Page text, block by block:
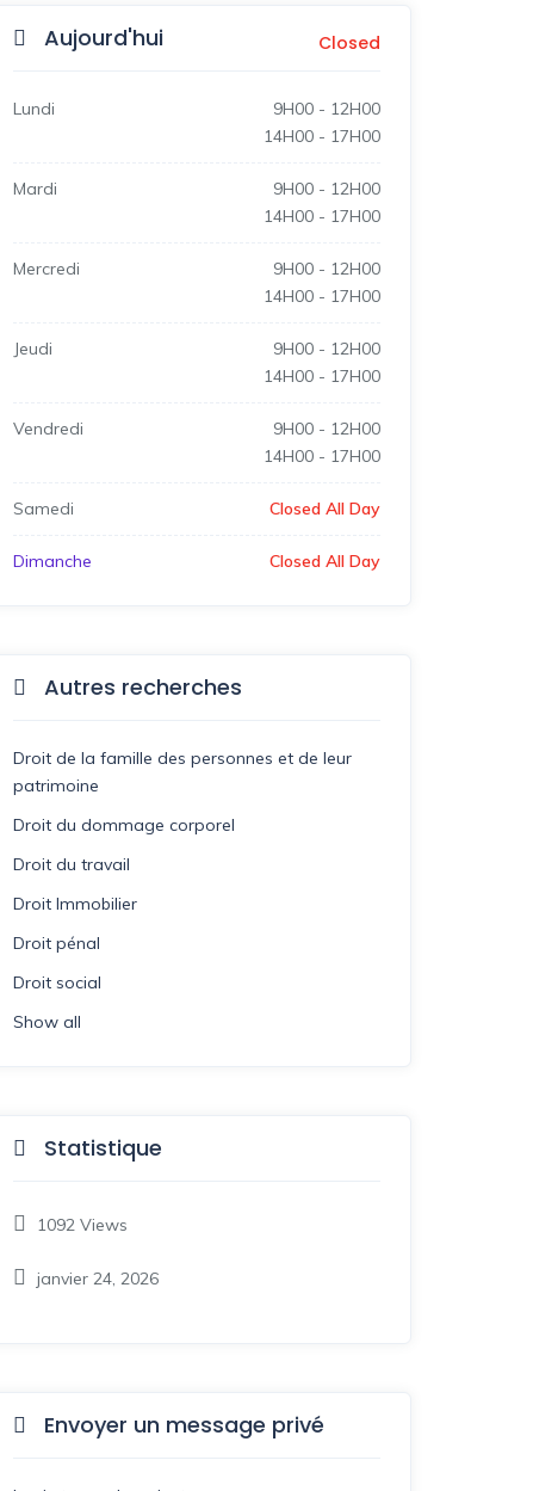
Aujourd'hui Closed
Lundi 9H00- 12H00
14H00- 17H00
Mardi 9H00- 12H00
14H00- 17H00
Mercredi 9H00- 12H00
14H00- 17H00
Jeudi 9H00- 12H00
14H00- 17H00
Vendredi 9H00- 12H00
14H00- 17H00
Samedi Closed All Day
Dimanche Closed All Day
Autres recherches
Droit de la famille des personnes et de leur
patrimoine
Droit du dommage corporel
Droit du travail
Droit Immobilier
Droit pénal
Droit social
Show all
Statistique
1092 Views
janvier 24, 2026
Envoyer un message privé